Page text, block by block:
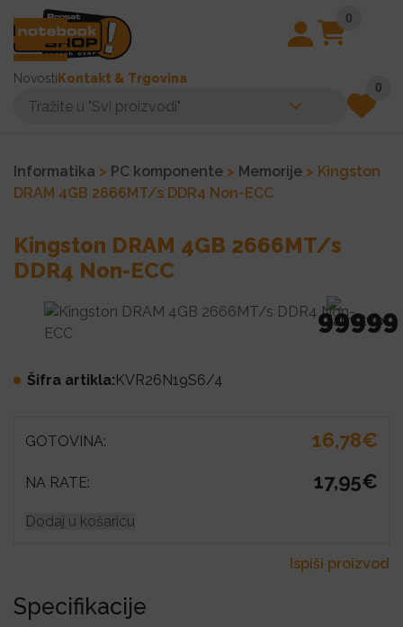
0
Novosti Kontakt & Trgovina
0
Informatika > PC komponente > Memorije > Kingston
DRAM 4GB 2666MT/s DDR4 Non-ECC
Kingston DRAM 4GB 2666MT/s
DDR4 Non-ECC
Šifra artikla:KVR26N19S6/4
GOTOVINA: 16,78€
NA RATE: 17,95€
Dodaj u košaricu
Ispiši proizvod
Specifikacije
99999